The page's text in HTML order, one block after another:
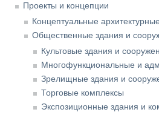
Проекты и концепции
Концептуальные
Общественные здания и
Культовые здания и
Многофункциональные и
Зрелищные здания и
Торговые комплексы
Экспозиционные здания и